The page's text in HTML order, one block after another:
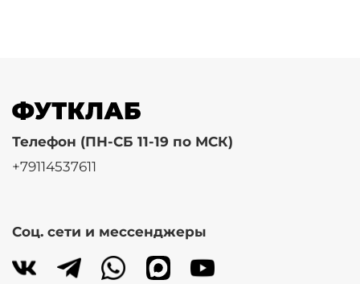
Телефон (ПН-СБ 11-19 по МСК)
+79114537611
Соц. сети и мессенджеры